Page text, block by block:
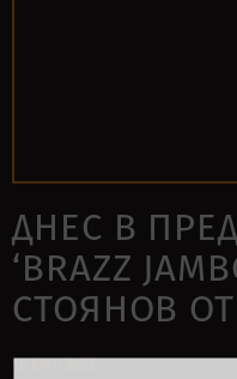
ДНЕС В
‘BRAZZ
СТОЯНОВ ОТ